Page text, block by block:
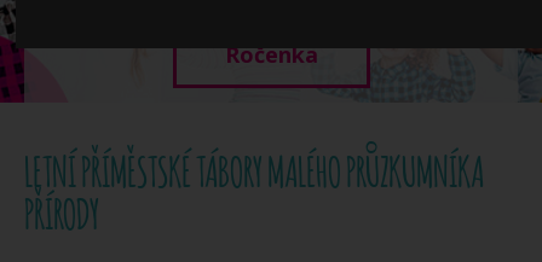
Ročenka
LETNÍ PŘÍMĚSTSKÉ TÁBORY MALÉHO PRŮZKUMNÍKA
PŘÍRODY